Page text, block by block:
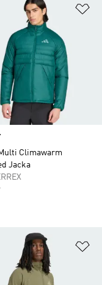
önskelistan
Climawarm
Jacka
önskelistan